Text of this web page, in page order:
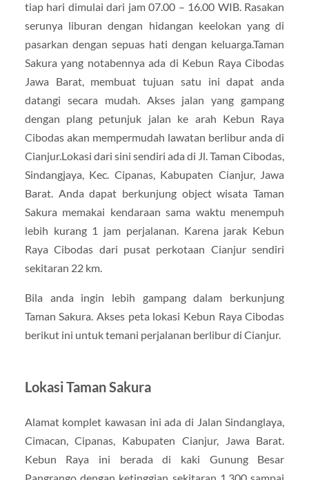
tiap hari dimulai dari jam 07.00 – 16.00 WIB. Rasakan
serunya liburan dengan hidangan keelokan yang di
pasarkan dengan sepuas hati dengan keluarga.Taman
Sakura yang notabennya ada di Kebun Raya Cibodas
Jawa Barat, membuat tujuan satu ini dapat anda
datangi secara mudah. Akses jalan yang gampang
dengan plang petunjuk jalan ke arah Kebun Raya
Cibodas akan mempermudah lawatan berlibur anda di
Cianjur.Lokasi dari sini sendiri ada di Jl. Taman Cibodas,
Sindangjaya, Kec. Cipanas, Kabupaten Cianjur, Jawa
Barat. Anda dapat berkunjung object wisata Taman
Sakura memakai kendaraan sama waktu menempuh
lebih kurang 1 jam perjalanan. Karena jarak Kebun
Raya Cibodas dari pusat perkotaan Cianjur sendiri
sekitaran 22 km.
Bila anda ingin lebih gampang dalam berkunjung
Taman Sakura. Akses peta lokasi Kebun Raya Cibodas
berikut ini untuk temani perjalanan berlibur di Cianjur.
Lokasi Taman Sakura
Alamat komplet kawasan ini ada di Jalan Sindanglaya,
Cimacan, Cipanas, Kabupaten Cianjur, Jawa Barat.
Kebun Raya ini berada di kaki Gunung Besar